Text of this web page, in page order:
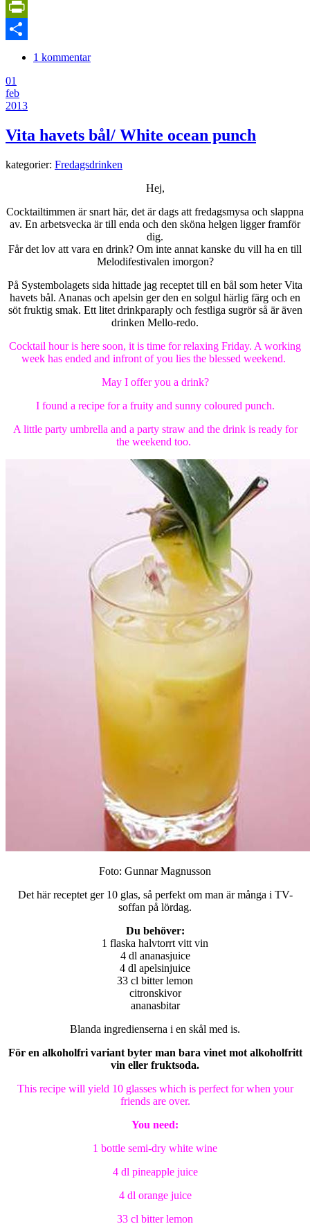
Copy
Link
PrintFriendly
1 kommentar
01
feb
2013
Vita havets bål/ White ocean punch
kategorier: Fredagsdrinken
Hej,
Cocktailtimmen är snart här, det är dags att fredagsmysa och slappna
av. En arbetsvecka är till enda och den sköna helgen ligger framför
dig.
Får det lov att vara en drink? Om inte annat kanske du vill ha en till
Melodifestivalen imorgon?
På Systembolagets sida hittade jag receptet till en bål som heter Vita
havets bål. Ananas och apelsin ger den en solgul härlig färg och en
söt fruktig smak. Ett litet drinkparaply och festliga sugrör så är även
drinken Mello-redo.
Cocktail hour is here soon, it is time for relaxing Friday. A working
week has ended and infront of you lies the blessed weekend.
May I offer you a drink?
I found a recipe for a fruity and sunny coloured punch.
A little party umbrella and a party straw and the drink is ready for
the weekend too.
Foto: Gunnar Magnusson
Det här receptet ger 10 glas, så perfekt om man är många i TV-
soffan på lördag.
Du behöver:
1 flaska halvtorrt vitt vin
4 dl ananasjuice
4 dl apelsinjuice
33 cl bitter lemon
citronskivor
ananasbitar
Blanda ingredienserna i en skål med is.
För en alkoholfri variant byter man bara vinet mot alkoholfritt
vin eller fruktsoda.
This recipe will yield 10 glasses which is perfect for when your
friends are over.
You need:
1 bottle semi-dry white wine
4 dl pineapple juice
4 dl orange juice
33 cl bitter lemon